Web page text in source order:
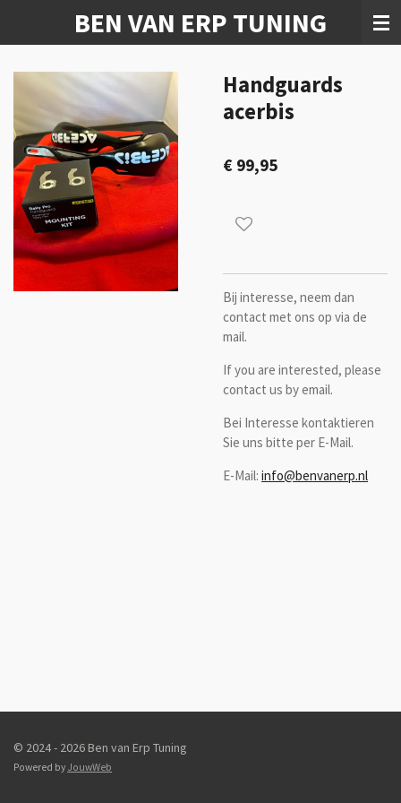
de
hoofdinhoud
BEN VAN ERP TUNING
Handguards
acerbis
€ 99,95
Bij interesse, neem dan
contact met ons op via de
mail.
If you are interested, please
contact us by email.
Bei Interesse kontaktieren
Sie uns bitte per E-Mail.
E-Mail: info@benvanerp.nl
© 2024 - 2026 Ben van Erp Tuning
Powered by JouwWeb